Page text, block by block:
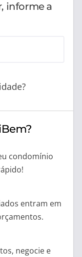
informe a
condomínio
entram em
negocie e